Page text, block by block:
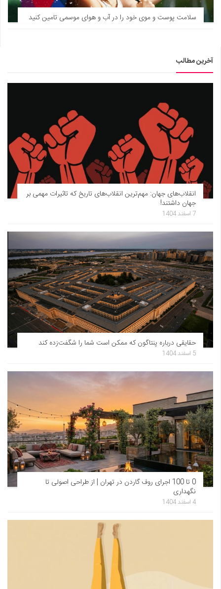
سلامت پوست و موی خود را در آب و هوای موسمی تامین کنید
آخرین مطالب
انقلاب‌های جهان: مهم‌ترین انقلاب‌های تاریخ که تاثیرات مهمی بر
جهان داشتند!
7 اسفند 1404
حقایقی درباره پنتاگون که ممکن است شما را شگفت‌زده کند
5 اسفند 1404
0 تا 100 اجرای روف گاردن در تهران | از طراحی اصولی تا
نگهداری
4 اسفند 1404